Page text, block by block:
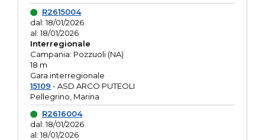
R2615004
dal: 18/01/2026
al: 18/01/2026
Interregionale
Campania: Pozzuoli (NA)
18 m
Gara interregionale
15109 - ASD ARCO PUTEOLI
Pellegrino, Marina
R2616004
dal: 18/01/2026
al: 18/01/2026